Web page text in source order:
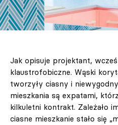
Jak opisuje projektant,
klaustrofobiczne. Wąski
tworzyły ciasny i niewygodny
mieszkania są expatami,
kilkuletni kontrakt. Zależało
ciasne mieszkanie stało się